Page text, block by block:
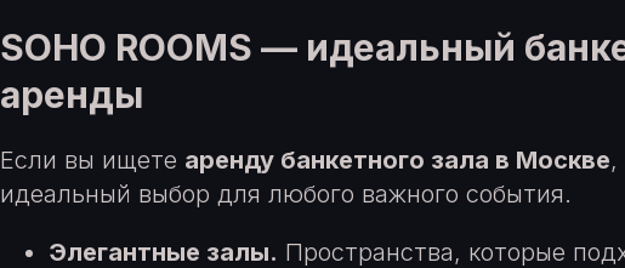
SOHO ROOMS — идеальный
аренды
Если вы ищете аренду банкетного зала в Москве,
идеальный выбор для любого важного события.
Элегантные залы. Пространства, которые